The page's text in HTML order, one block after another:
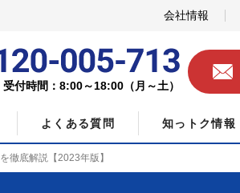
会社情報
受付時間：8:00～18:00（月～土）
よくある質問 知っトク情報
徹底解説【2023年版】